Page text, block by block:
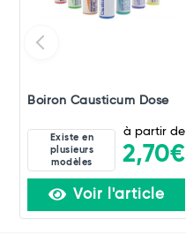
Boiron Causticum Dose
Existe en
plusieurs
modèles
à partir de
2,70€
Voir l'article